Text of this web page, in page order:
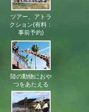
ツアー、アトラ
クション(有料：
事前予約)
陸の動物におや
つをあたえる